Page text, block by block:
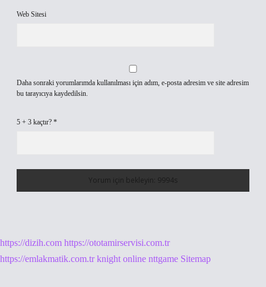
Web Sitesi
Daha sonraki yorumlarımda kullanılması için adım, e-posta adresim ve site adresim
bu tarayıcıya kaydedilsin.
5 + 3 kaçtır? *
https://dizih.com https://ototamirservisi.com.tr
https://emlakmatik.com.tr knight online nttgame Sitemap